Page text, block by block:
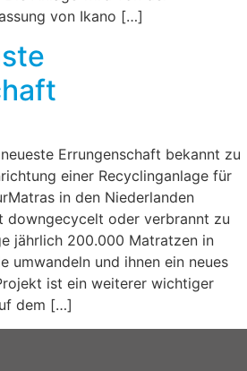
von Ikano […]
Errungenschaft bekannt zu
einer Recyclinganlage für
in den Niederlanden
downgecycelt oder verbrannt zu
jährlich 200.000 Matratzen in
umwandeln und ihnen ein neues
ist ein weiterer wichtiger
dem […]